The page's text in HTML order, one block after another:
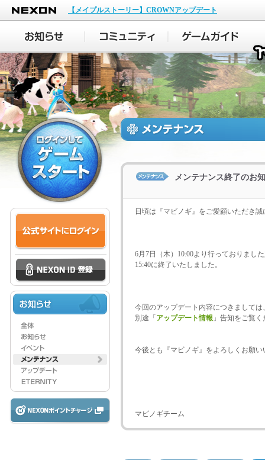
NEXON
【メイプルストーリー】CROWNアップデート
メンテナンス終了のお
日頃は『マビノギ』をご愛顧いただき
6月7日（木）10:00より行っておりまし
15:40に終了いたしました。
今回のアップデート内容につきましては
別途「 アップデート情報 」告知をご覧
今後とも『マビノギ』をよろしくお願い
マビノギチーム